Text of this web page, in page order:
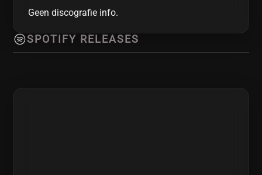
Geen discografie info.
SPOTIFY RELEASES